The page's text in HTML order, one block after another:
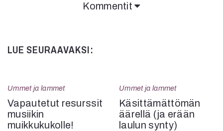
Kommentit
LUE SEURAAVAKSI:
Ummet ja lammet
Vapautetut resurssit
musiikin
muikkukukolle!
Ummet ja lammet
Käsittämättömän
äärellä (ja erään
laulun synty)